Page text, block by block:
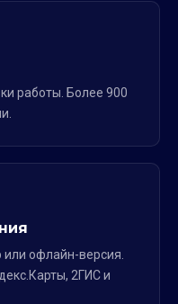
работы. Более 900
офлайн-версия.
2ГИС и